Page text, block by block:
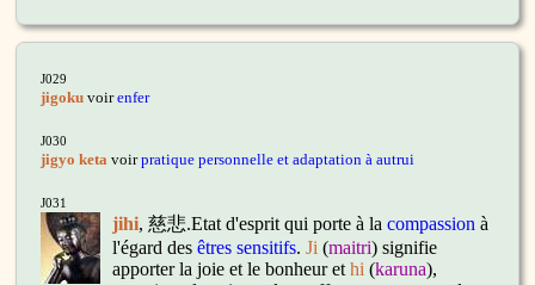
J029
jigoku voirenfer
J030
jigyo ketavoirpratique personnelle et adaptation à autrui
J031
jihi, 慈悲.Etat d'esprit qui porte à lacompassion à
l'égard desêtres sensitifs.Ji (maitri) signifie
apporter la joie et le bonheur ethi (karuna),